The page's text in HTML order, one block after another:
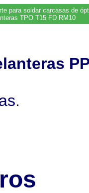
para soldar carcasas de
TPO T15 FD RM10